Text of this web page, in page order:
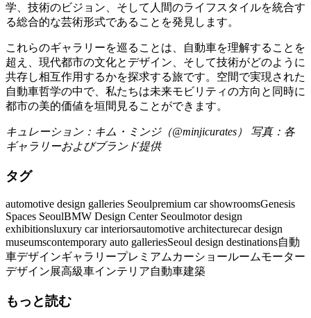
学、技術のビジョン、そして人間のライフスタイルを統合す
る総合的な芸術形式であることを発見します。
これらのギャラリーを巡ることは、自動車を理解することを
超え、現代都市の文化とデザイン、そして技術がどのように
共存し相互作用するかを探求する旅です。空間で実現された
自動車哲学の中で、私たちは未来モビリティの方向と同時に
都市の美的価値を垣間見ることができます。
キュレーション：キム・ミンジ（@minjicurates）
写真：各
ギャラリーおよびブランド提供
タグ
automotive design galleries Seoulpremium car showroomsGenesis
Spaces SeoulBMW Design Center Seoulmotor design
exhibitionsluxury car interiorsautomotive architecturecar design
museumscontemporary auto galleriesSeoul design destinations自動
車デザインギャラリープレミアムカーショールームモーター
デザイン展高級車インテリア自動車建築
もっと読む